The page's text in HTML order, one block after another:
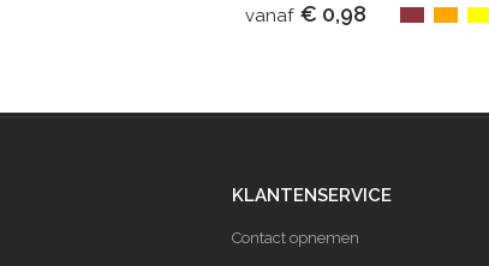
vanaf € 0,98
KLANTENSERVICE
Contact opnemen